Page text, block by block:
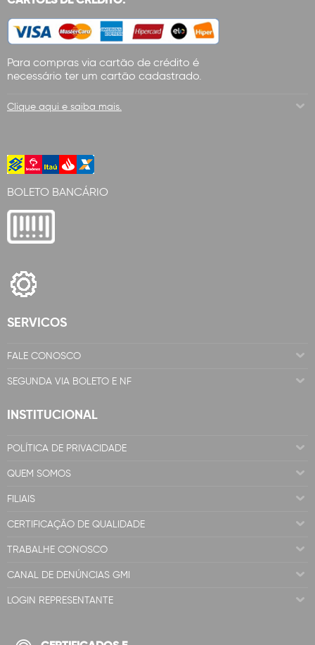
Para compras via cartão de crédito é
necessário ter um cartão cadastrado.
Clique aqui e saiba mais.
BOLETO BANCÁRIO
SERVICOS
FALE CONOSCO
SEGUNDA VIA BOLETO E NF
INSTITUCIONAL
POLÍTICA DE PRIVACIDADE
QUEM SOMOS
FILIAIS
CERTIFICAÇÃO DE QUALIDADE
TRABALHE CONOSCO
CANAL DE DENÚNCIAS GMI
LOGIN REPRESENTANTE